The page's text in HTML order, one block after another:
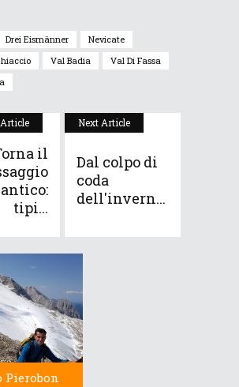
Drei Eismänner
Nevicate
Val Badia
Val Di Fassa
il
tipi...
Next Article
Dal colpo di
coda
dell'invern...
Pierobon